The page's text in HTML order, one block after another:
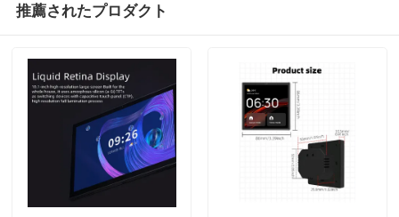
推薦されたプロダクト